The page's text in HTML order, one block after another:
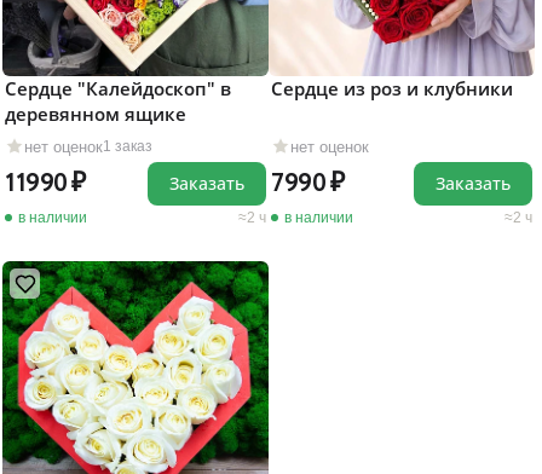
нет оценок1 заказ
Сердце "Калейдоскоп" в
деревянном ящике
11990
в наличии 2 ч
Заказать
нет оценок
Сердце из роз и клубники
7990
в наличии 2 ч
Заказать